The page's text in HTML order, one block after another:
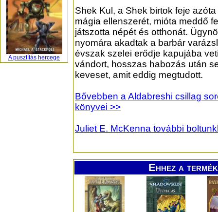
A pusztítás hercege
Shek Kul, a Shek birtok feje
mágia ellenszerét, mióta meddő
játszotta népét és otthonát.
nyomára akadtak a barbár
évszak szelei erődje kapujába
vándort, hosszas habozás után
keveset, amit eddig megtudott.
Bővebben a Aldabreshi csillag
könyvei >>
Juliet E. McKenna további
Ehhez a